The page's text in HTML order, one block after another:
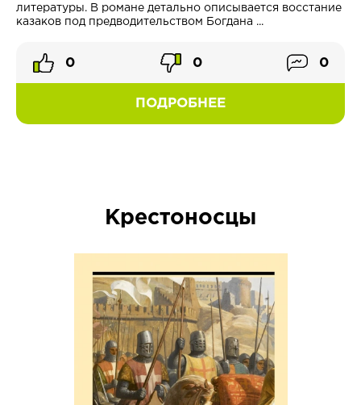
литературы. В романе детально описывается восстание
казаков под предводительством Богдана ...
ПОДРОБНЕЕ
0 0 0
Крестоносцы